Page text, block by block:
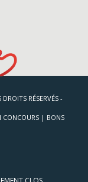
RÉSERVÉS -
CONCOURS | BONS